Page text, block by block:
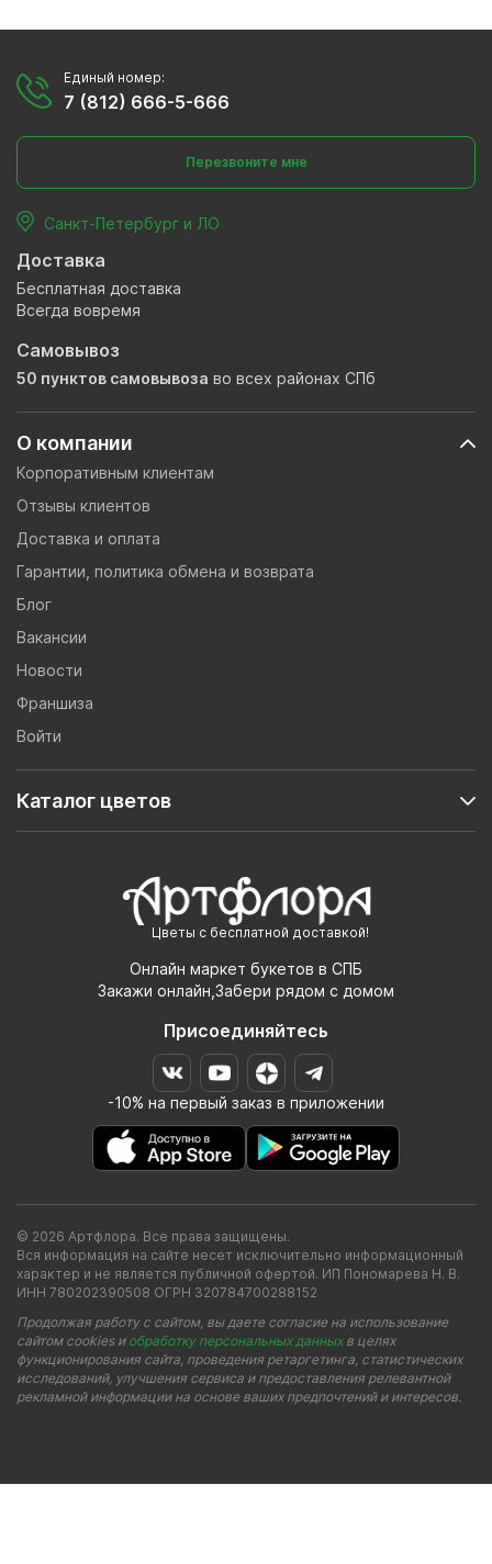
Цветы с бесплатной доставкой!
Онлайн маркет букетов в СПБ
Закажи онлайн,Забери рядом с домом
Присоединяйтесь
-10% на первый заказ в приложении
О компании
Корпоративным клиентам
Отзывы клиентов
Доставка и оплата
Гарантии, политика обмена и возврата
Блог
Вакансии
Новости
Франшиза
Войти
Каталог цветов
Единый номер:
7 (812) 666-5-666
Перезвоните мне
Санкт-Петербург и ЛО
Доставка
Бесплатная доставка
Всегда вовремя
Самовывоз
50 пунктов самовывоза во всех районах СПб
© 2026 Артфлора. Все права защищены.
Вся информация на сайте несет исключительно информационный
характер и не является публичной офертой. ИП Пономарева Н. В.
ИНН 780202390508 ОГРН 320784700288152
Продолжая работу с сайтом, вы даете согласие на использование
сайтом cookies и обработку персональных данныхв целях
функционирования сайта, проведения ретаргетинга, статистических
исследований, улучшения сервиса и предоставления релевантной
рекламной информации на основе ваших предпочтений и интересов.